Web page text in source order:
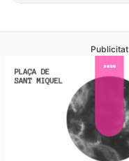
Publicitat